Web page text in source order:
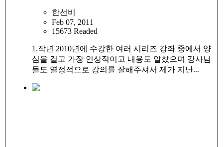
한선비
Feb 07, 2011
15673 Readed
1.작년 2010년에 수강한 여러 시리즈 강좌 중에서 양
심을 걸고 가장 인상적이고 내용도 알찼으며 강사님
들도 열정적으로 강의를 잘해주셔서 제가 지난...